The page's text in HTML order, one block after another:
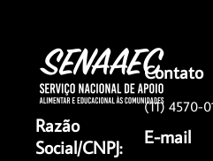
Razão
Social/CNPJ:
Contato
(11) 4570-
E-mail